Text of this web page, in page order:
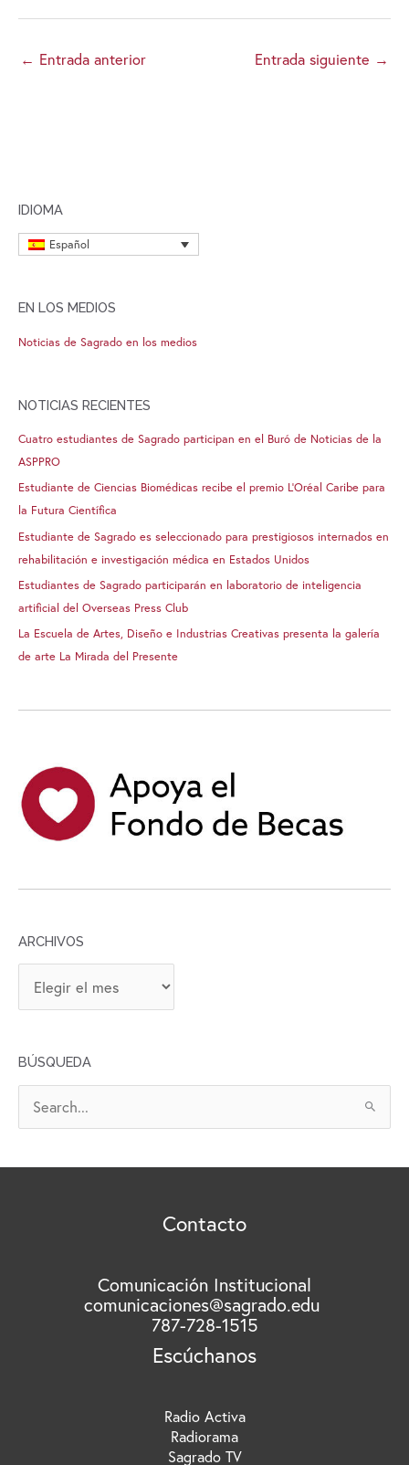
← Entrada anterior Entrada siguiente →
IDIOMA
Español
EN LOS MEDIOS
Noticias de Sagrado en los medios
NOTICIAS RECIENTES
Cuatro estudiantes de Sagrado participan en el Buró de Noticias de la
ASPPRO
Estudiante de Ciencias Biomédicas recibe el premio L’Oréal Caribe para
la Futura Científica
Estudiante de Sagrado es seleccionado para prestigiosos internados en
rehabilitación e investigación médica en Estados Unidos
Estudiantes de Sagrado participarán en laboratorio de inteligencia
artificial del Overseas Press Club
La Escuela de Artes, Diseño e Industrias Creativas presenta la galería
de arte La Mirada del Presente
ARCHIVOS
I
V
BÚSQUEDA
c
Contacto
Comunicación Institucional
comunicaciones@sagrado.edu
787-728-1515
Escúchanos
Radio Activa
Radiorama
Sagrado TV